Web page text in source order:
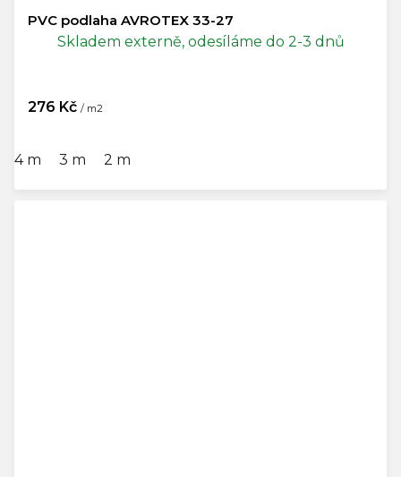
PVC podlaha AVROTEX 33-27
Skladem externě, odesíláme do 2-3 dnů
276 Kč / m2
4 m 3 m 2 m